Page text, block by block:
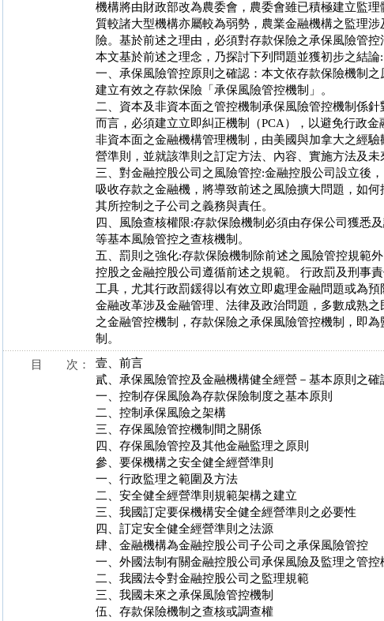
機構將由財政部改為農委會，農委會雖已積極建立監
質較諸大型機構亦屬較為弱勢，農業金融機構之監理
險。基於前述之理由，必須對存款保險之承保風險管
本文基於前述之理念，乃探討下列問題並獲初步之結論:
一、承保風險管控原則之確認：本文依存款保險機制
建立有效之存款保險「承保風險管控機制」。
二、資本及非資本面之管控機制承保風險管控機制係
而言，必須建立立即糾正機制（PCA），以避免行政
非資本面之金融機構管理機制，由美國與加拿大之經
營準則，並就該準則之訂定方法、內容、實施方法及未
三、對金融控股公司之風險管控:金融控股公司設立後
吸收存款之金融機，將導致前述之風險擴大問題，如
其所控制之子公司之義務與責任。
四、風險查核權限:存款保險機制必須由存保公司獲悉
等基本風險管控之查核機制。
五、罰則之強化:存款保險機制除前述之風險管控規範
控股之金融控股公司遵循前述之規範。 行政罰及刑事
工具，尤其行政罰鍰得以有效立即處理金融問題或為
金融改革涉及金融管理、法律及政治問題，多數成熟
之金融管控機制，存款保險之承保風險管控機制，即
制。
目 次：
壹、前言
貳、承保風險管控及金融機構健全經營－基本原則之確
一、控制存保風險為存款保險制度之基本原則
二、控制承保風險之架構
三、存保風險管控機制間之關係
四、存保風險管控及其他金融監理之原則
參、要保機構之安全健全經營準則
一、行政監理之範圍及方法
二、安全健全經營準則規範架構之建立
三、我國訂定要保機構安全健全經營準則之必要性
四、訂定安全健全經營準則之法源
肆、金融機構為金融控股公司子公司之承保風險管控
一、外國法制有關金融控股公司承保風險及監理之管控
二、我國法令對金融控股公司之監理規範
三、我國未來之承保風險管控機制
伍、存款保險機制之查核或調查權